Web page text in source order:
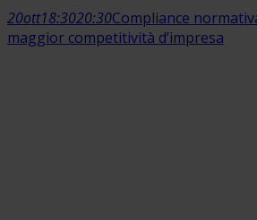
20ott18:3020:30Compliance
maggior competitività d’impresa